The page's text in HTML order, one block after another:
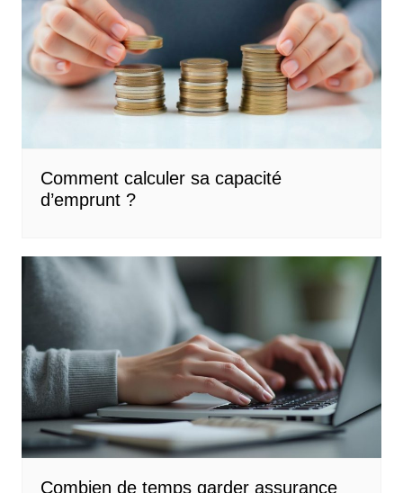
Comment calculer sa capacité
d’emprunt ?
Combien de temps garder assurance